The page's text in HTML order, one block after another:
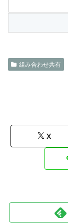
組み合わせ共有
X